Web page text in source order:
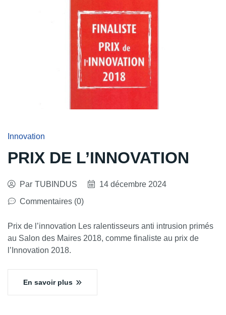
Innovation
PRIX DE L’INNOVATION
Par TUBINDUS
14 décembre 2024
Commentaires (0)
Prix de l’innovation Les ralentisseurs anti intrusion primés
au Salon des Maires 2018, comme finaliste au prix de
l’Innovation 2018.
En savoir plus